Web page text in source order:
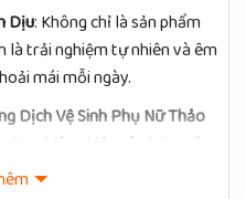
Dịu: Không chỉ là sản phẩm
là trải nghiệm tự nhiên và êm
mái mỗi ngày.
Dịch Vệ Sinh Phụ Nữ Thảo
thiên nhiên và chăm sóc
chọn sức khỏe!